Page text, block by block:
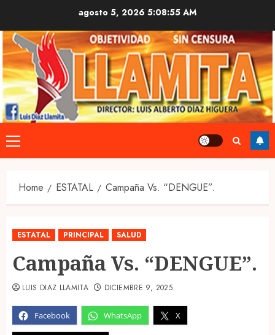
content
agosto 5, 2026 5:08:56 AM
Primary
Menu
Home ESTATAL Campaña Vs. “DENGUE”.
ESTATAL PRINCIPAL SALUD
Campaña Vs. “DENGUE”.
Facebook WhatsApp X
LUIS DIAZ LLAMITA DICIEMBRE 9, 2025